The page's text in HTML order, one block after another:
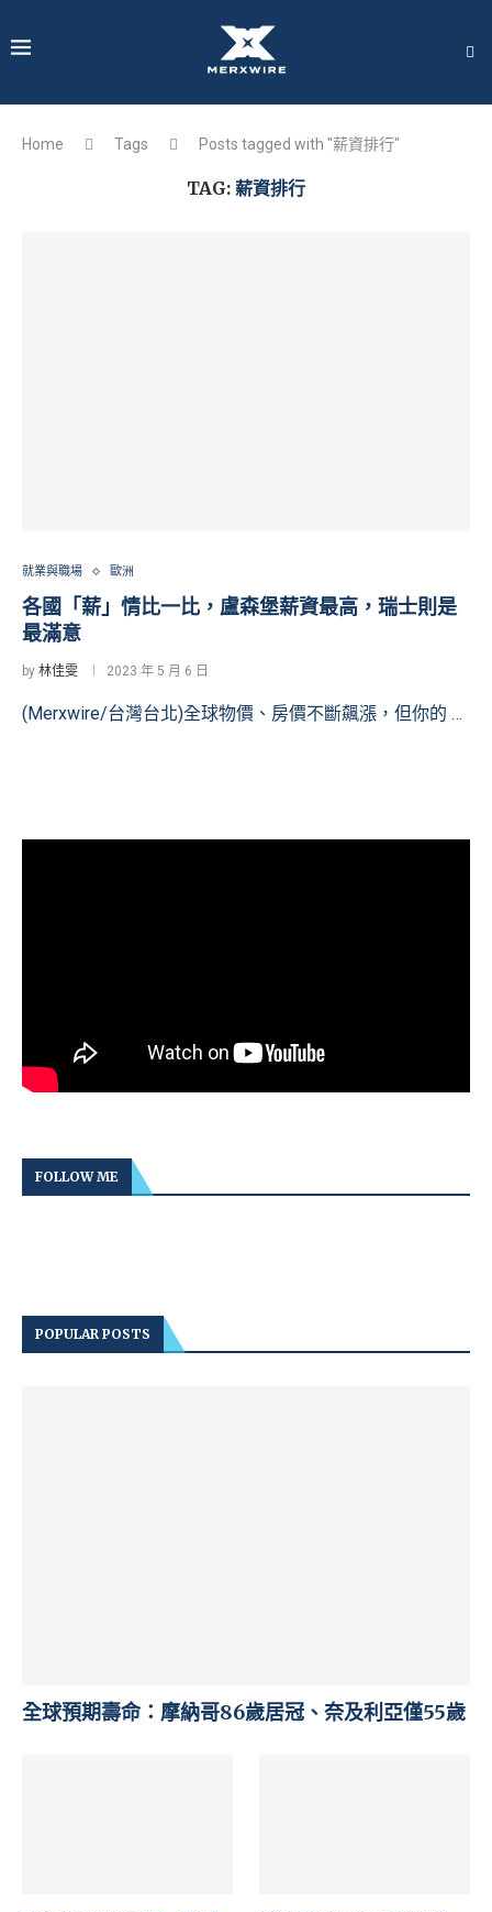
Home Tags Posts tagged with "薪資排行"
TAG: 薪資排行
就業與職場 歐洲
各國「薪」情比一比，盧森堡薪資最高，瑞士則是
最滿意
by 林佳雯 2023 年 5 月 6 日
(Merxwire/台灣台北)全球物價、房價不斷飆漲，但你的 …
FOLLOW ME
POPULAR POSTS
全球預期壽命：摩納哥86歲居冠、奈及利亞僅55歲